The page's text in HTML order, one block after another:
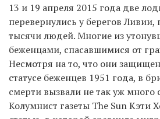
EN
UA
13 и 19 апреля 2015 года две
перевернулись у берегов
тысячи людей. Многие из
беженцами, спасавшимися от
Несмотря на то, что они
статусе беженцев 1951 года, в
смерти вызвали не так уж много
Колумнист газеты The Sun Кэти